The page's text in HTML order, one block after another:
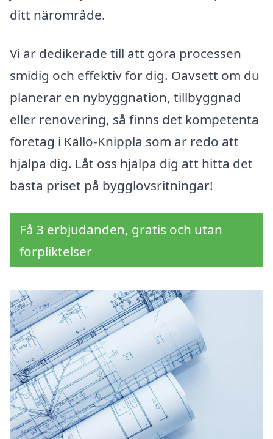
ditt närområde.
Vi är dedikerade till att göra processen
smidig och effektiv för dig. Oavsett om du
planerar en nybyggnation, tillbyggnad
eller renovering, så finns det kompetenta
företag i Källö-Knippla som är redo att
hjälpa dig. Låt oss hjälpa dig att hitta det
bästa priset på bygglovsritningar!
Få 3 erbjudanden, gratis och utan
förpliktelser